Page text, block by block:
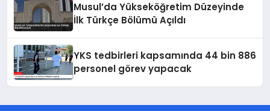
Musul’da Yükseköğretim Düzeyinde
İlk Türkçe Bölümü Açıldı
YKS tedbirleri kapsamında 44 bin 886
personel görev yapacak